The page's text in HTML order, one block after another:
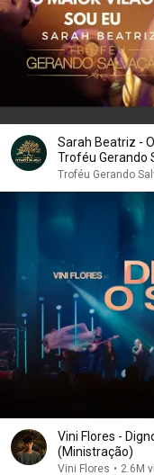
Sarah Beatriz -
Troféu Gerando
Troféu Gerando
Vini Flores -
(Ministração)
Vini Flores • 2.6M